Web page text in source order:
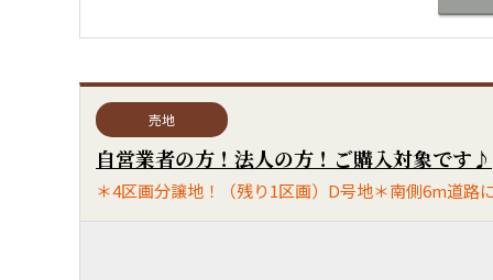
売地
自営業者の方！法人の方！ご購入対象です♪